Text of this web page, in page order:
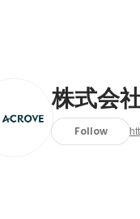
株式会
Follow